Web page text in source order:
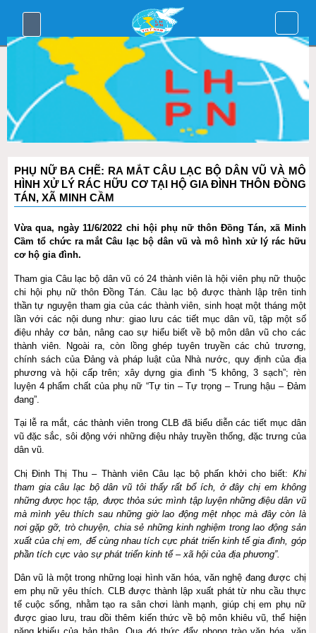
PHỤ NỮ BA CHẼ: RA MẮT CÂU LẠC BỘ DÂN VŨ VÀ MÔ
HÌNH XỬ LÝ RÁC HỮU CƠ TẠI HỘ GIA ĐÌNH THÔN ĐỒNG
TÁN, XÃ MINH CẦM
Vừa qua, ngày 11/6/2022 chi hội phụ nữ thôn Đồng Tán, xã Minh
Cầm tổ chức ra mắt Câu lạc bộ dân vũ và mô hình xử lý rác hữu
cơ hộ gia đình.
Tham gia Câu lạc bộ dân vũ có 24 thành viên là hội viên phụ nữ thuộc
chi hội phụ nữ thôn Đồng Tán. Câu lạc bộ được thành lập trên tinh
thần tự nguyện tham gia của các thành viên, sinh hoạt một tháng một
lần với các nội dung như: giao lưu các tiết mục dân vũ, tập một số
điệu nhảy cơ bản, nâng cao sự hiểu biết về bộ môn dân vũ cho các
thành viên. Ngoài ra, còn lồng ghép tuyên truyền các chủ trương,
chính sách của Đảng và pháp luật của Nhà nước, quy định của địa
phương và hội cấp trên; xây dựng gia đình “5 không, 3 sạch”; rèn
luyện 4 phẩm chất của phụ nữ “Tự tin – Tự trọng – Trung hậu – Đảm
đang”.
Tại lễ ra mắt, các thành viên trong CLB đã biểu diễn các tiết mục dân
vũ đặc sắc, sôi động với những điệu nhảy truyền thống, đặc trưng của
dân vũ.
Chị Đinh Thị Thu – Thành viên Câu lạc bộ phấn khởi cho biết: Khi
tham gia câu lạc bộ dân vũ tôi thấy rất bổ ích, ở đây chị em không
những được học tập, được thỏa sức mình tập luyện những điệu dân vũ
mà mình yêu thích sau những giờ lao động mệt nhọc mà đây còn là
nơi gặp gỡ, trò chuyện, chia sẻ những kinh nghiệm trong lao động sản
xuất của chị em, để cùng nhau tích cực phát triển kinh tế gia đình, góp
phần tích cực vào sự phát triển kinh tế – xã hội của địa phương”.
Dân vũ là một trong những loại hình văn hóa, văn nghệ đang được chị
em phụ nữ yêu thích. CLB được thành lập xuất phát từ nhu cầu thực
tế cuộc sống, nhằm tạo ra sân chơi lành mạnh, giúp chị em phụ nữ
được giao lưu, trau dồi thêm kiến thức về bộ môn khiêu vũ, thể hiện